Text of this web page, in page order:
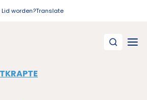
Lid worden?Translate